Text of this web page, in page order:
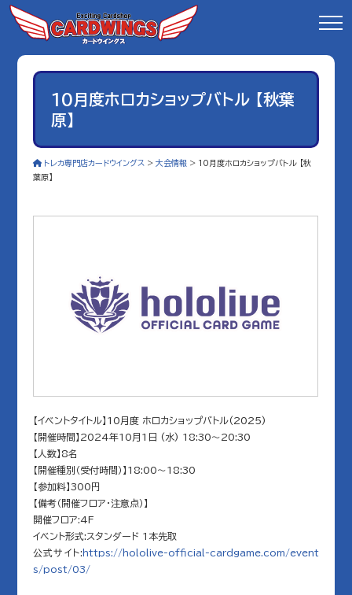
10月度ホロカショップバトル 【秋葉
原】
トレカ専門店カードウイングス >大会情報 > 10月度ホロカショップバトル 【秋
葉原】
【イベントタイトル】10月度 ホロカショップバトル(2025)
【開催時間】2024年10月1日 (水) 18:30～20:30
【人数】8名
【開催種別（受付時間）】18:00～18:30
【参加料】300円
【備考（開催フロア・注意点）】
開催フロア:4F
イベント形式:スタンダード 1本先取
公式サイト: https://hololive-official-cardgame.com/event
s/post/03/